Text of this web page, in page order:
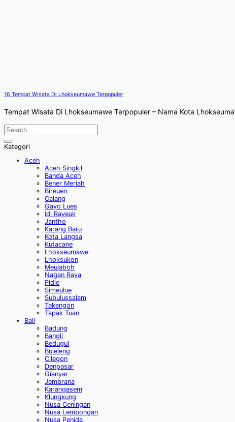
16 Tempat Wisata Di Lhokseumawe Terpopuler
Tempat Wisata Di Lhokseumawe Terpopuler – Nama Kota
Kategori
Aceh
Aceh Singkil
Banda Aceh
Bener Meriah
Bireuen
Calang
Gayo Lues
Idi Rayeuk
Jantho
Karang Baru
Kota Langsa
Kutacane
Lhokseumawe
Lhoksukon
Meulaboh
Nagan Raya
Pidie
Simeulue
Subulussalam
Takengon
Tapak Tuan
Bali
Badung
Bangli
Bedugul
Buleleng
Cilegon
Denpasar
Gianyar
Jembrana
Karangasem
Klungkung
Nusa Ceningan
Nusa Lembongan
Nusa Penida